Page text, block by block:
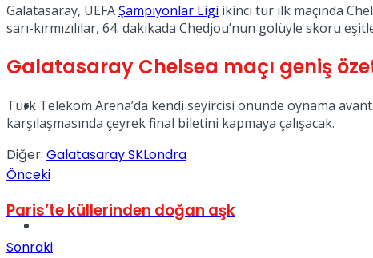
Sinema
Galatasaray, UEFAŞampiyonlar Ligi ikinci tur ilk maçında
sarı-kırmızılılar, 64. dakikada Chedjou’nun golüyle skoru
Galatasaray Chelsea maçı geniş
Türk Telekom Arena’da kendi seyircisi önünde oynama
karşılaşmasında çeyrek final biletini kapmaya çalışacak.
Diğer: Galatasaray SKLondra
Önceki
Paris’te küllerinden doğan aşk
Sonraki